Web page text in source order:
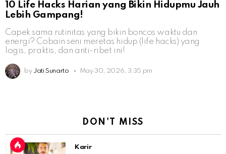
10 Life Hacks Harian yang Bikin Hidupmu Jauh
Lebih Gampang!
Capek sama rutinitas yang bikin boncos waktu dan
energi? Cobain seni meretas hidup (life hacks) yang
logis, praktis, dan anti-ribet ini!
by Jati Sunarto May 30, 2026, 3:35 pm
DON'T MISS
Karir